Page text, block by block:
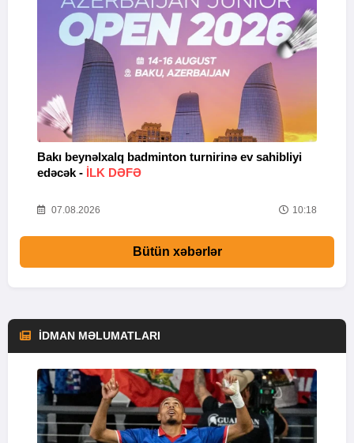
Bakı beynəlxalq badminton turnirinə ev sahibliyi
edəcək - İLK DƏFƏ
07.08.2026 10:18
Bütün xəbərlər
İDMAN MƏLUMATLARI